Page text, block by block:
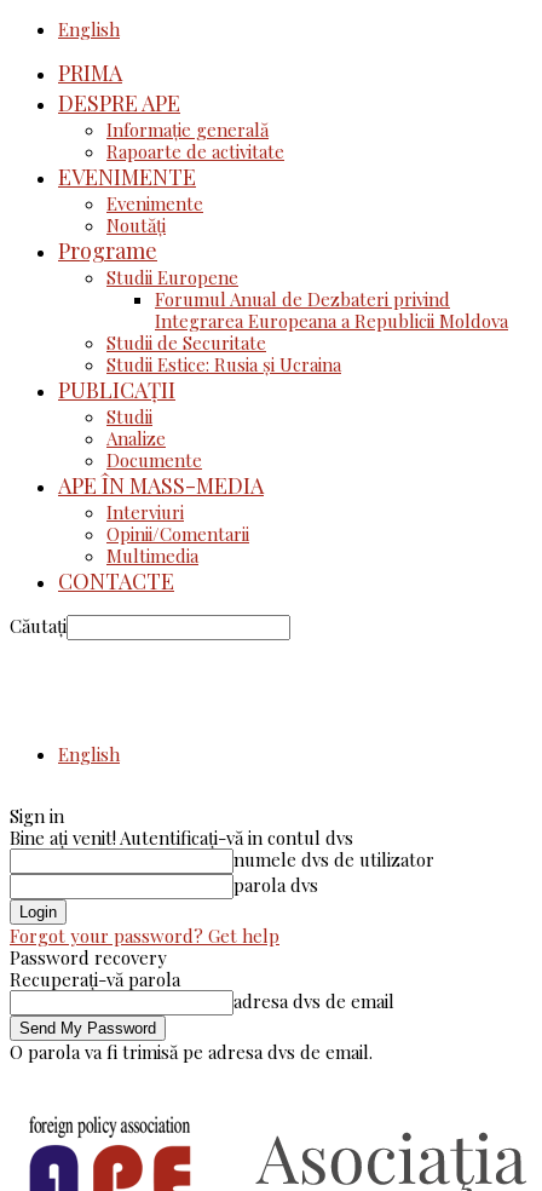
English
PRIMA
DESPRE APE
Informație generală
Rapoarte de activitate
EVENIMENTE
Evenimente
Noutăţi
Programe
Studii Europene
Forumul Anual de Dezbateri privind
Integrarea Europeana a Republicii Moldova
Studii de Securitate
Studii Estice: Rusia și Ucraina
PUBLICAȚII
Studii
Analize
Documente
APE ÎN MASS-MEDIA
Interviuri
Opinii/Comentarii
Multimedia
CONTACTE
Căutați
English
Sign in
Bine ați venit! Autentificați-vă in contul dvs
numele dvs de utilizator
parola dvs
Forgot your password? Get help
Password recovery
Recuperați-vă parola
adresa dvs de email
O parola va fi trimisă pe adresa dvs de email.